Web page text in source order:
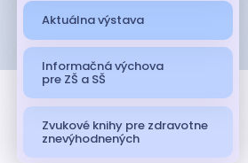
Aktuálna výstava
Informačná výchova
pre ZŠ a SŠ
Zvukové knihy pre zdravotne
znevýhodnených